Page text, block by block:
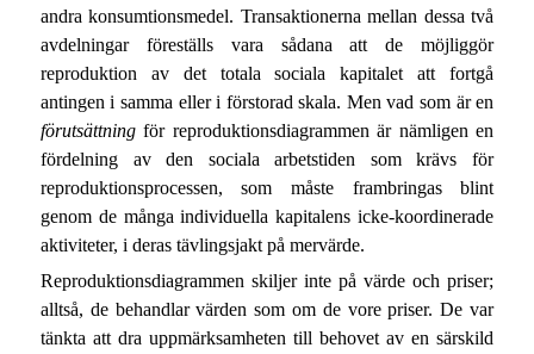
andra konsumtionsmedel. Transaktionerna mellan dessa två
avdelningar föreställs vara sådana att de möjliggör
reproduktion av det totala sociala kapitalet att fortgå
antingen i samma eller i förstorad skala. Men vad som är en
förutsättningför reproduktionsdiagrammen är nämligen en
fördelning av den sociala arbetstiden som krävs för
reproduktionsprocessen, som måste frambringas blint
genom de många individuella kapitalens icke-koordinerade
aktiviteter, i deras tävlingsjakt på mervärde.
Reproduktionsdiagrammen skiljer inte på värde och priser;
alltså, de behandlar värden som om de vore priser. De var
tänkta att dra uppmärksamheten till behovet av en särskild